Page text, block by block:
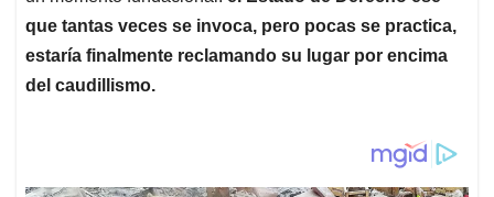
que tantas veces se invoca, pero pocas se practica,
estaría finalmente reclamando su lugar por encima
del caudillismo.